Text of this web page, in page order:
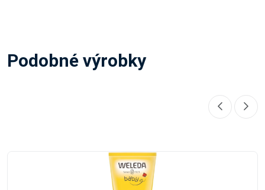
Podobné výrobky